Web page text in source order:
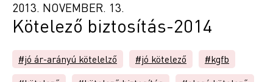
2013. NOVEMBER. 13.
Kötelező biztosítás-2014
#jó ár-arányú kötelelző #jó kötelező
#kgfb